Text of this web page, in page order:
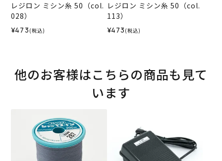
レジロン ミシン糸 50（col.
028）
¥473 (税込)
レジロン ミシン糸 50（col.
113）
¥473 (税込)
他のお客様はこちらの商品も見て
います